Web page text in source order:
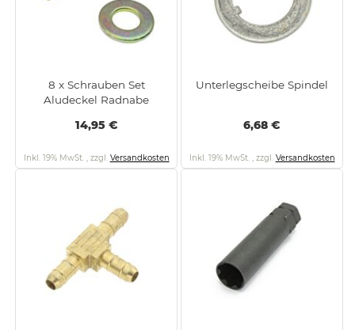
8 x Schrauben Set
Aludeckel Radnabe
14,95 €
Inkl. 19% MwSt. zzgl. Versandkosten
Unterlegscheibe Spindel
6,68 €
Inkl. 19% MwSt. zzgl. Versandkosten